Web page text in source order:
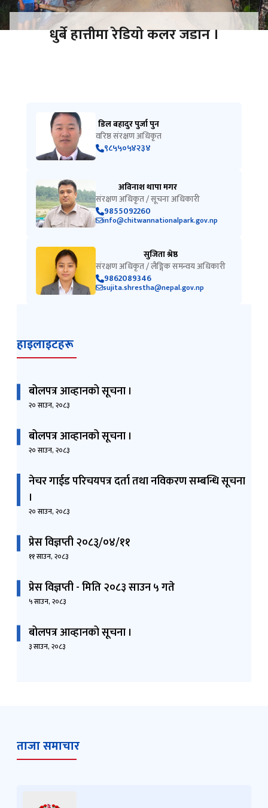
धुर्बे हात्तीमा रेडियो कलर जडान ।
डिल बहादुर पुर्जा पुन
वरिष्ठ संरक्षण अधिकृत
९८५५०५४२३४
अविनाश थापा मगर
संरक्षण अधिकृत / सूचना अधिकारी
9855092260
info@chitwannationalpark.gov.np
सुजिता श्रेष्ठ
संरक्षण अधिकृत / लैङ्गिक समन्वय अधिकारी
9862089346
sujita.shrestha@nepal.gov.np
हाइलाइटहरू
बोलपत्र आव्हानको सूचना ।
२० साउन, २०८३
बोलपत्र आव्हानको सूचना ।
२० साउन, २०८३
नेचर गाईड परिचयपत्र दर्ता तथा नविकरण सम्बन्धि सूचना
।
२० साउन, २०८३
प्रेस विज्ञप्ती २०८३्/०४/११
११ साउन, २०८३
प्रेस विज्ञप्ती - मिति २०८३ साउन ५ गते
५ साउन, २०८३
बोलपत्र आव्हानको सूचना ।
३ साउन, २०८३
ताजा समाचार